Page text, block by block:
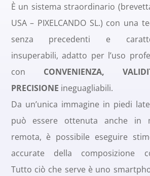
È un sistema straordinario
USA – PIXELCANDO SL.) con una
senza precedenti e
insuperabili, adatto per l’uso
con CONVENIENZA,
PRECISIONE ineguagliabili.
Da un’unica immagine in piedi
può essere ottenuta anche in
remota, è possibile eseguire
accurate della composizione
Tutto ciò che serve è uno